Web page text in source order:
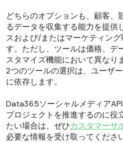
どちらのオプションも、顧客、
るデータを収集する能力を提供
スおよび/またはマーケティン
す。ただし、ツールは価格、デ
スタマイズ機能において異なり
2つのツールの選択は、ユーザ
に依存します。
Data365ソーシャルメディア
プロジェクトを推進するのに役
たい場合は、ぜひカスタマーサ
必要な情報を受け取ってください